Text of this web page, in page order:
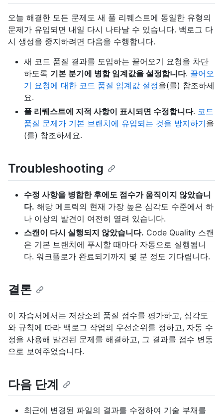
오늘 해결한 모든 문제도 새 풀 리퀘스트에 동일한 유형의
문제가 유입되면 내일 다시 나타날 수 있습니다. 백로그 다
시 생성을 중지하려면 다음을 수행합니다.
새 코드 품질 결과를 도입하는 끌어오기 요청을 차단
하도록 기본 분기에 병합 임계값을 설정합니다. 끌어오
기 요청에 대한 코드 품질 임계값 설정을(를) 참조하세
요.
풀 리퀘스트에 지적 사항이 표시되면 수정합니다. 코드
품질 문제가 기본 브랜치에 유입되는 것을 방지하기을
(를) 참조하세요.
Troubleshooting
수정 사항을 병합한 후에도 점수가 움직이지 않았습니
다. 해당 메트릭의 현재 가장 높은 심각도 수준에서 하
나 이상의 발견이 여전히 열려 있습니다.
스캔이 다시 실행되지 않았습니다. Code Quality 스캔
은 기본 브랜치에 푸시할 때마다 자동으로 실행됩니
다. 워크플로가 완료되기까지 몇 분 정도 기다립니다.
결론
이 자습서에서는 저장소의 품질 점수를 평가하고, 심각도
와 규칙에 따라 백로그 작업의 우선순위를 정하고, 자동 수
정을 사용해 발견된 문제를 해결하고, 그 결과를 점수 변동
으로 보여주었습니다.
다음 단계
최근에 변경된 파일의 결과를 수정하여 기술 부채를